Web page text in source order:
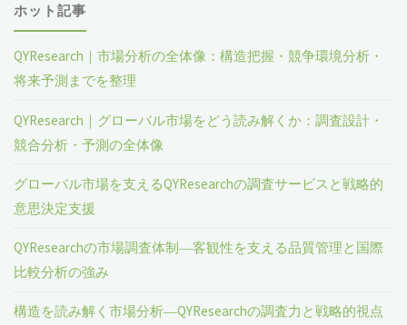
ホット記事
QYResearch｜市場分析の全体像：構造把握・競争環境分析・
将来予測までを整理
QYResearch｜グローバル市場をどう読み解くか：調査設計・
競合分析・予測の全体像
グローバル市場を支えるQYResearchの調査サービスと戦略的
意思決定支援
QYResearchの市場調査体制―客観性を支える品質管理と国際
比較分析の強み
構造を読み解く市場分析―QYResearchの調査力と戦略的視点